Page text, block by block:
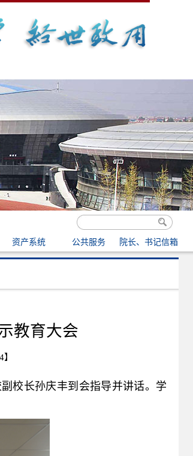
资产系统 公共服务 院长、书记信箱
教育大会
】
校长孙庆丰到会指导并讲话。学